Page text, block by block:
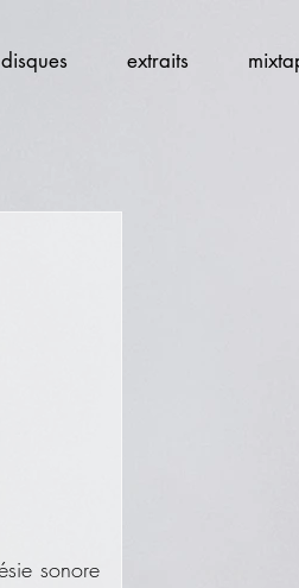
disques extraits